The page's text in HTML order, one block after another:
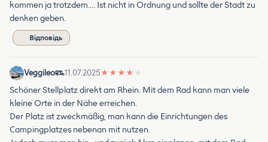
kommen ja trotzdem…. Ist nicht in Ordnung und sollte der Stadt zu
denken geben.
Відповідь
Veggileo 11.07.2025★ ★ ★ ★ ★
Schöner Stellplatz direkt am Rhein. Mit dem Rad kann man viele
kleine Orte in der Nähe erreichen.
Der Platz ist zweckmäßig, man kann die Einrichtungen des
Campingplatzes nebenan mit nutzen.